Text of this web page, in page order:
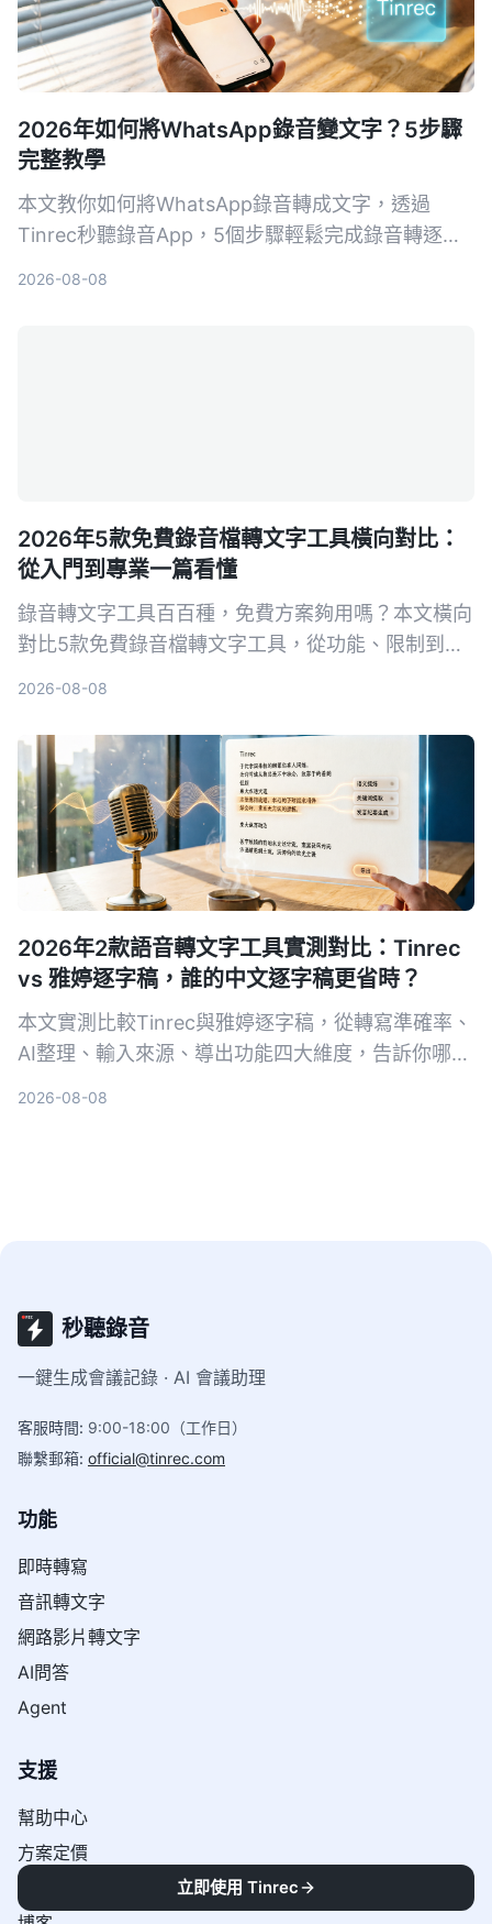
2026年如何將WhatsApp錄音變文字？5步驟
完整教學
本文教你如何將WhatsApp錄音轉成文字，透過
Tinrec秒聽錄音App，5個步驟輕鬆完成錄音轉逐字
2026-08-08
2026年5款免費錄音檔轉文字工具橫向對比：
從入門到專業一篇看懂
錄音轉文字工具百百種，免費方案夠用嗎？本文橫向
對比5款免費錄音檔轉文字工具，從功能、限制到適
2026-08-08
2026年2款語音轉文字工具實測對比：Tinrec
vs 雅婷逐字稿，誰的中文逐字稿更省時？
本文實測比較Tinrec與雅婷逐字稿，從轉寫準確率、
AI整理、輸入來源、導出功能四大維度，告訴你哪款
2026-08-08
秒聽錄音
一鍵生成會議記錄 · AI 會議助理
客服時間: 9:00-18:00（工作日）
聯繫郵箱: official@tinrec.com
功能
即時轉寫
音訊轉文字
網路影片轉文字
AI問答
Agent
支援
幫助中心
方案定價
立即使用 Tinrec